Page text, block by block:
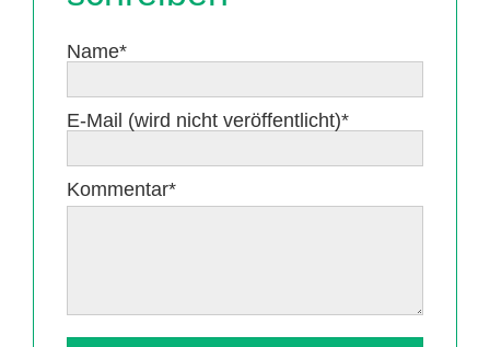
Pflichtfeld
Name*
Pflichtfeld
E-Mail (wird nicht veröffentlicht)*
Pflichtfeld
Kommentar*